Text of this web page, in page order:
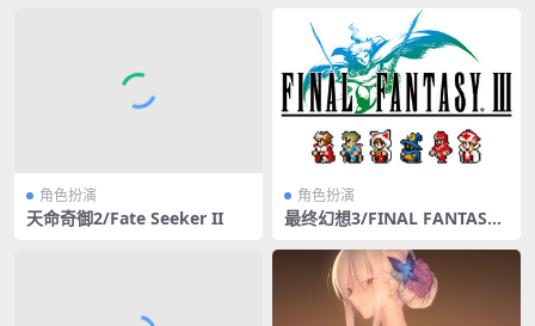
角色扮演
天命奇御2/Fate Seeker II
角色扮演
最终幻想3/FINAL FANTASY I